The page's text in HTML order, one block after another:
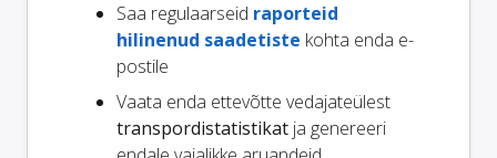
Saa regulaarseid raporteid
hilinenud saadetiste kohta enda e-
postile
Vaata enda ettevõtte vedajateülest
transpordistatistikat ja genereeri